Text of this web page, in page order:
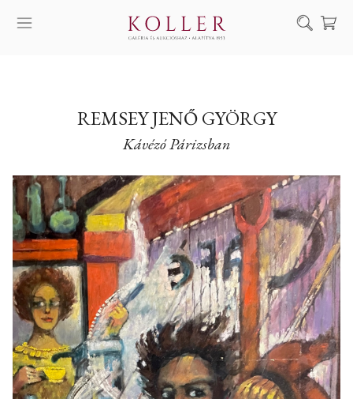
MŰVÉSZEINK
ALKOTÁSOK
AUKCIÓ
KIÁLLÍTÁSAINK
HÍREINK
RÓLUNK
EN
DE
Keresés
REMSEY JENŐ GYÖRGY
Kávézó Párizsban